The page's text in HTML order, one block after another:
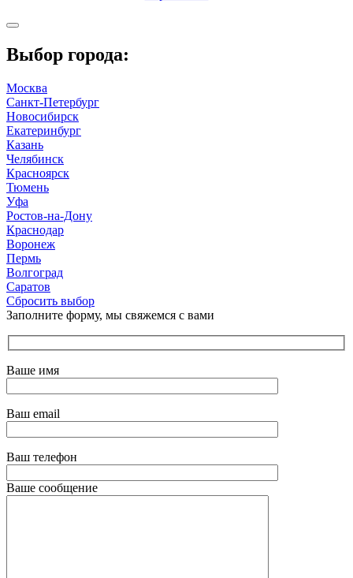
Выбор города:
Москва
Санкт-Петербург
Новосибирск
Екатеринбург
Казань
Челябинск
Красноярск
Тюмень
Уфа
Ростов-на-Дону
Краснодар
Воронеж
Пермь
Волгоград
Саратов
Сбросить выбор
Заполните форму, мы свяжемся с вами
Ваше имя
Ваш email
Ваш телефон
Ваше сообщение